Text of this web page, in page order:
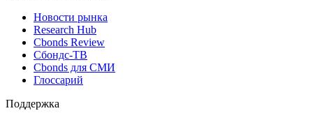
Новости рынка
Research Hub
Cbonds Review
Сбондс-ТВ
Cbonds для СМИ
Глоссарий
Поддержка